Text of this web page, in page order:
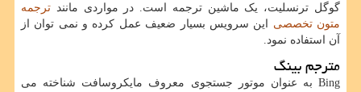
گوگل ترنسلیت، یک ماشین ترجمه است. در مواردی مانند ترجمه
متون تخصصی این سرویس بسیار ضعیف عمل کرده و نمی توان از
آن استفاده نمود.
مترجم بینگ
Bing به عنوان موتور جستجوی معروف مایکروسافت شناخته می